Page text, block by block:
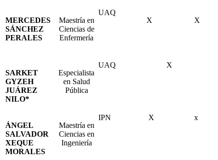
MERCEDES
SÁNCHEZ
PERALES
Maestría en
Ciencias de
Enfermería
UAQ
X
X
SARKET
GYZEH
JUÁREZ
NILO*
Especialista
en Salud
Pública
UAQ X
ÁNGEL
SALVADOR
XEQUE
MORALES
Maestría en
Ciencias en
Ingeniería
IPN X x